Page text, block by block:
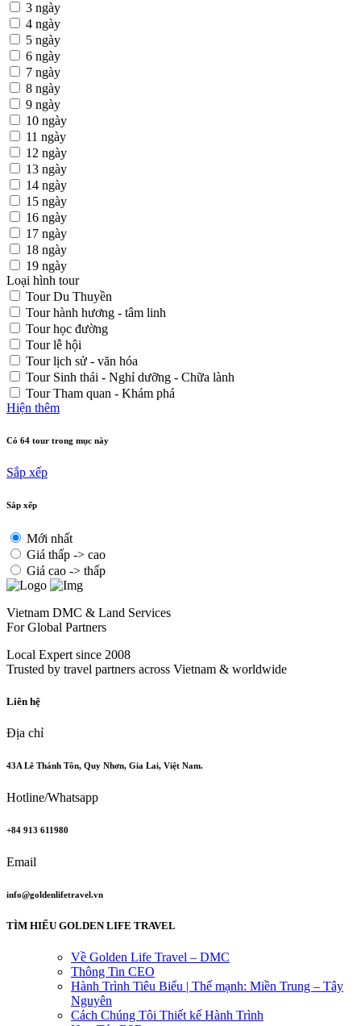
3 ngày
4 ngày
5 ngày
6 ngày
7 ngày
8 ngày
9 ngày
10 ngày
11 ngày
12 ngày
13 ngày
14 ngày
15 ngày
16 ngày
17 ngày
18 ngày
19 ngày
Loại hình tour
Tour Du Thuyền
Tour hành hương - tâm linh
Tour học đường
Tour lễ hội
Tour lịch sử - văn hóa
Tour Sinh thái - Nghỉ dưỡng - Chữa lành
Tour Tham quan - Khám phá
Hiện thêm
Có 64 tour trong mục này
Sắp xếp
Sắp xếp
Mới nhất
Giá thấp -> cao
Giá cao -> thấp
Vietnam DMC & Land Services
For Global Partners
Local Expert since 2008
Trusted by travel partners across Vietnam & worldwide
Liên hệ
Địa chỉ
43A Lê Thánh Tôn, Quy Nhơn, Gia Lai, Việt Nam.
Hotline/Whatsapp
+84 913 611980
Email
info@goldenlifetravel.vn
TÌM HIỂU GOLDEN LIFE TRAVEL
Về Golden Life Travel – DMC
Thông Tin CEO
Hành Trình Tiêu Biểu | Thế mạnh: Miền Trung – Tây
Nguyên
Cách Chúng Tôi Thiết kế Hành Trình